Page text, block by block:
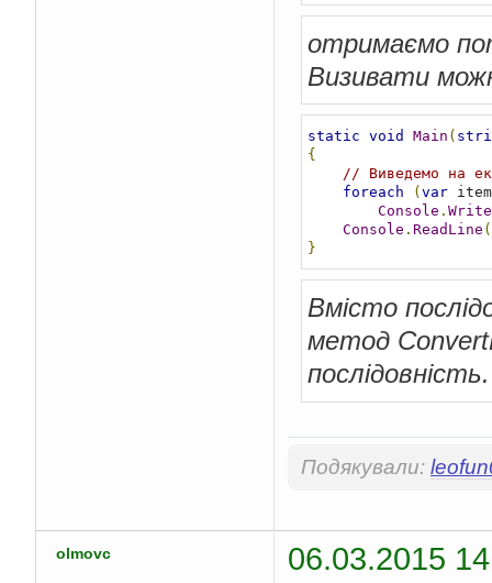
отримаємо
Визивати
static void Main (
{
// Виведемо на
foreach
( var
Console .
Console . ReadLine
}
Вмісто
метод
послідовність.
Подякували:
olmovc
06.03.2015